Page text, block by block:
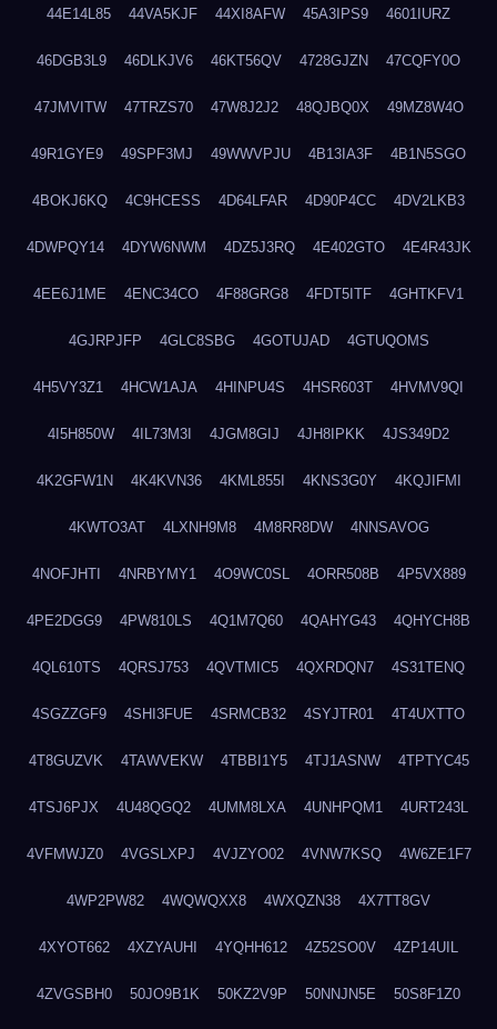
44E14L85 44VA5KJF 44XI8AFW 45A3IPS9 4601IURZ
46DGB3L9 46DLKJV6 46KT56QV 4728GJZN 47CQFY0O
47JMVITW 47TRZS70 47W8J2J2 48QJBQ0X 49MZ8W4O
49R1GYE9 49SPF3MJ 49WWVPJU 4B13IA3F 4B1N5SGO
4BOKJ6KQ 4C9HCESS 4D64LFAR 4D90P4CC 4DV2LKB3
4DWPQY14 4DYW6NWM 4DZ5J3RQ 4E402GTO 4E4R43JK
4EE6J1ME 4ENC34CO 4F88GRG8 4FDT5ITF 4GHTKFV1
4GJRPJFP 4GLC8SBG 4GOTUJAD 4GTUQOMS
4H5VY3Z1 4HCW1AJA 4HINPU4S 4HSR603T 4HVMV9QI
4I5H850W 4IL73M3I 4JGM8GIJ 4JH8IPKK 4JS349D2
4K2GFW1N 4K4KVN36 4KML855I 4KNS3G0Y 4KQJIFMI
4KWTO3AT 4LXNH9M8 4M8RR8DW 4NNSAVOG
4NOFJHTI 4NRBYMY1 4O9WC0SL 4ORR508B 4P5VX889
4PE2DGG9 4PW810LS 4Q1M7Q60 4QAHYG43 4QHYCH8B
4QL610TS 4QRSJ753 4QVTMIC5 4QXRDQN7 4S31TENQ
4SGZZGF9 4SHI3FUE 4SRMCB32 4SYJTR01 4T4UXTTO
4T8GUZVK 4TAWVEKW 4TBBI1Y5 4TJ1ASNW 4TPTYC45
4TSJ6PJX 4U48QGQ2 4UMM8LXA 4UNHPQM1 4URT243L
4VFMWJZ0 4VGSLXPJ 4VJZYO02 4VNW7KSQ 4W6ZE1F7
4WP2PW82 4WQWQXX8 4WXQZN38 4X7TT8GV
4XYOT662 4XZYAUHI 4YQHH612 4Z52SO0V 4ZP14UIL
4ZVGSBH0 50JO9B1K 50KZ2V9P 50NNJN5E 50S8F1Z0